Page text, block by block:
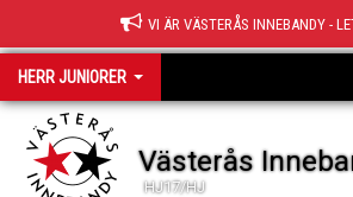
VI ÄR VÄSTERÅS INNEBANDY -
HERR JUNIORER
Västerås
HJ17/HJ